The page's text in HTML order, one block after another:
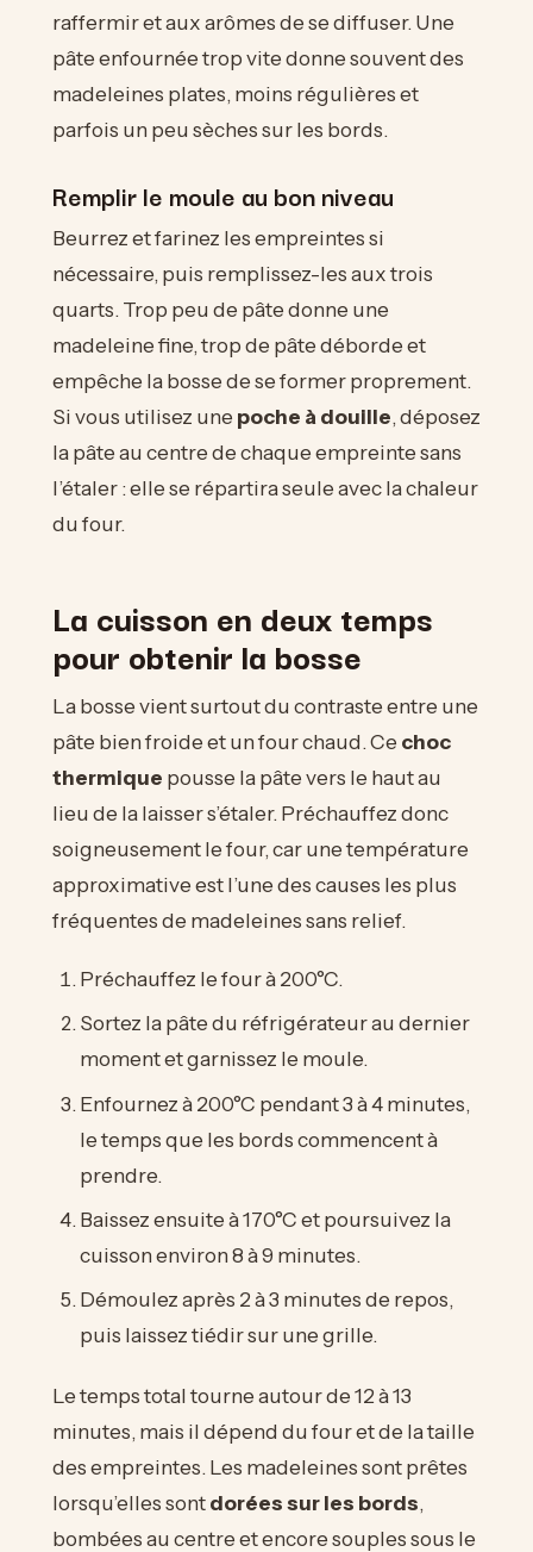
raffermir et aux arômes de se diffuser. Une
pâte enfournée trop vite donne souvent des
madeleines plates, moins régulières et
parfois un peu sèches sur les bords.
Remplir le moule au bon niveau
Beurrez et farinez les empreintes si
nécessaire, puis remplissez-les aux trois
quarts. Trop peu de pâte donne une
madeleine fine, trop de pâte déborde et
empêche la bosse de se former proprement.
Si vous utilisez une poche à douille, déposez
la pâte au centre de chaque empreinte sans
l’étaler : elle se répartira seule avec la chaleur
du four.
La cuisson en deux temps
pour obtenir la bosse
La bosse vient surtout du contraste entre une
pâte bien froide et un four chaud. Ce choc
thermique pousse la pâte vers le haut au
lieu de la laisser s’étaler. Préchauffez donc
soigneusement le four, car une température
approximative est l’une des causes les plus
fréquentes de madeleines sans relief.
Préchauffez le four à 200°C.
Sortez la pâte du réfrigérateur au dernier
moment et garnissez le moule.
Enfournez à 200°C pendant 3 à 4 minutes,
le temps que les bords commencent à
prendre.
Baissez ensuite à 170°C et poursuivez la
cuisson environ 8 à 9 minutes.
Démoulez après 2 à 3 minutes de repos,
puis laissez tiédir sur une grille.
Le temps total tourne autour de 12 à 13
minutes, mais il dépend du four et de la taille
des empreintes. Les madeleines sont prêtes
lorsqu’elles sontdorées sur les bords,
bombées au centre et encore souples sous le